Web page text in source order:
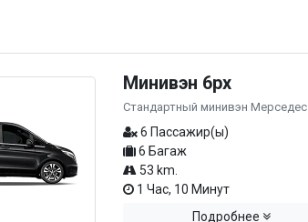
Минивэн 6px
Стандартный минивэн Мерседес
6 Пассажир(ы)
6 Багаж
53 km.
1 Час, 10 Минут
Подробнее